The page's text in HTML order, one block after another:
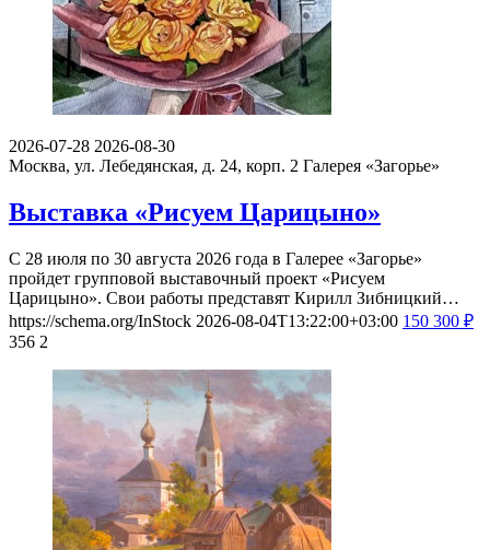
2026-07-28 2026-08-30
Москва, ул. Лебедянская, д. 24, корп. 2 Галерея «Загорье»
Выставка «Рисуем Царицыно»
С 28 июля по 30 августа 2026 года в Галерее «Загорье»
пройдет групповой выставочный проект «Рисуем
Царицыно». Свои работы представят Кирилл Зибницкий…
https://schema.org/InStock 2026-08-04T13:22:00+03:00 150 300 ₽
356 2